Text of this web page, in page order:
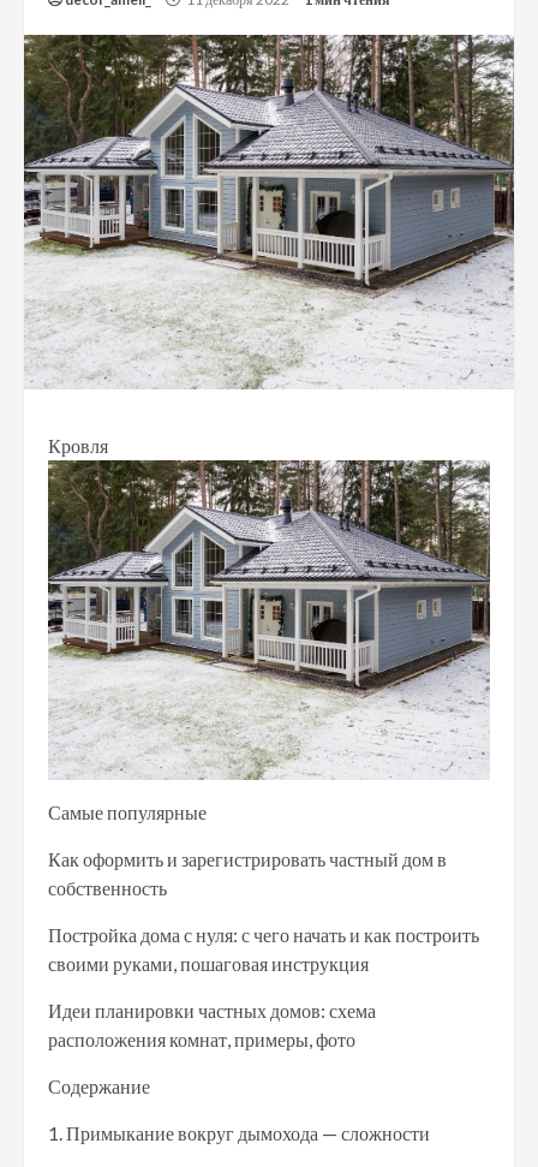
Кровля
Самые популярные
Как оформить и зарегистрировать частный дом в
собственность
Постройка дома с нуля: с чего начать и как построить
своими руками, пошаговая инструкция
Идеи планировки частных домов: схема
расположения комнат, примеры, фото
Содержание
1. Примыкание вокруг дымохода — сложности